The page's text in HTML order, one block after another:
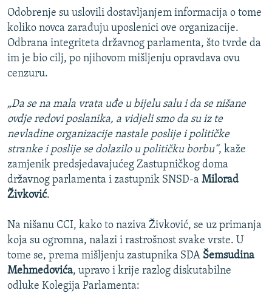
Odobrenje su uslovili dostavljanjem informacija o tome
koliko novca zarađuju uposlenici ove organizacije.
Odbrana integriteta državnog parlamenta, što tvrde da
im je bio cilj, po njihovom mišljenju opravdava ovu
cenzuru.
„Da se na mala vrata uđe u bijelu salu i da se nišane
ovdje redovi poslanika, a vidjeli smo da su iz te
nevladine organizacije nastale poslije i političke
stranke i poslije se dolazilo u političku borbu“, kaže
zamjenik predsjedavajućeg Zastupničkog doma
državnog parlamenta i zastupnik SNSD-a Milorad
Živković.
Na nišanu CCI, kako to naziva Živković, se uz primanja
koja su ogromna, nalazi i rastrošnost svake vrste. U
tome se, prema mišljenju zastupnika SDA Šemsudina
Mehmedovića, upravo i krije razlog diskutabilne
odluke Kolegija Parlamenta: